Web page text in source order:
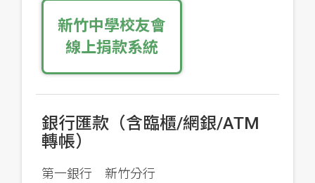
新竹中學校友會
線上捐款系統
銀行匯款（含臨櫃/網銀/ATM
轉帳）
第一銀行 新竹分行